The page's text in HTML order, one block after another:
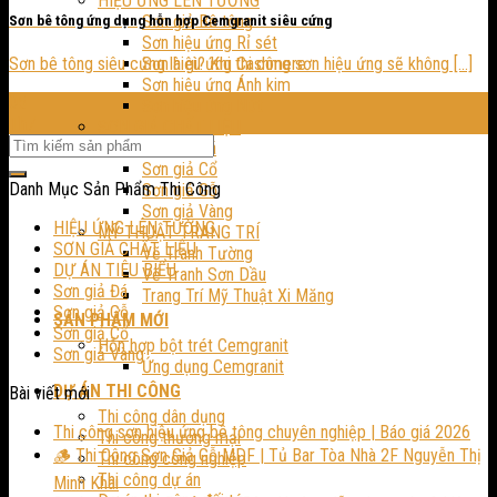
Sơn giả Bê tông
Sơn hiệu ứng Rỉ sét
Sơn hiệu ứng Cashmere
Sơn hiệu ứng Ánh kim
Sơn giả Đá
Sơn giả Cổ
Sơn giả Gỗ
Sơn giả Vàng
MỸ THUẬT TRANG TRÍ
Vẽ Tranh Tường
Vẽ Tranh Sơn Dầu
Trang Trí Mỹ Thuật Xi Măng
SẢN PHẨM MỚI
Hỗn hợp bột trét Cemgranit
Ứng dụng Cemgranit
DỰ ÁN THI CÔNG
Thi công dân dụng
Thi công thương mại
Thi công công nghiệp
Thi công dự án
Sơn bê tông ứng dụng hỗn hợp Cemgranit siêu cứng
Sơn bê tông siêu cứng là gì? Khi thi công sơn hiệu ứng sẽ không [...]
Danh Mục Sản Phẩm Thi Công
HIỆU ỨNG LÊN TƯỜNG
SƠN GIẢ CHẤT LIỆU
DỰ ÁN TIÊU BIỂU
Sơn giả Đá
Sơn giả Gỗ
Sơn giả Cổ
Sơn giả Vàng
Bài viết mới
Thi công sơn hiệu ứng bê tông chuyên nghiệp | Báo giá 2026
🪵 Thi Công Sơn Giả Gỗ MDF | Tủ Bar Tòa Nhà 2F Nguyễn Thị
Minh Khai